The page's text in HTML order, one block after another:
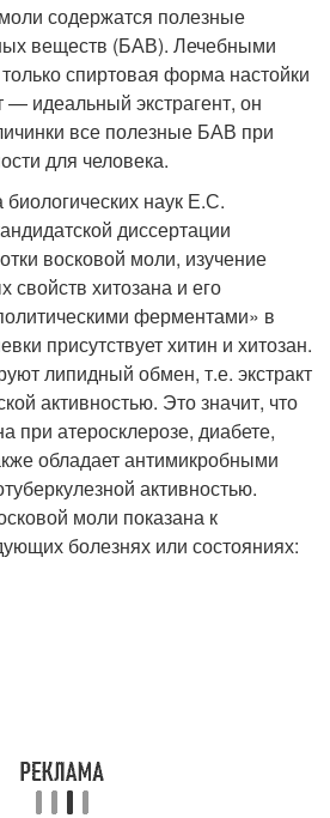
содержатся полезные
веществ (БАВ). Лечебными
спиртовая форма настойки
идеальный экстрагент, он
все полезные БАВ при
для человека.
наук Е.С.
диссертации
восковой моли, изучение
свойств хитозана и его
ферментами» в
присутствует хитин и хитозан.
липидный обмен, т.е. экстракт
активностью. Это значит, что
при атеросклерозе, диабете,
обладает антимикробными
активностью.
моли показана к
болезнях или состояниях: